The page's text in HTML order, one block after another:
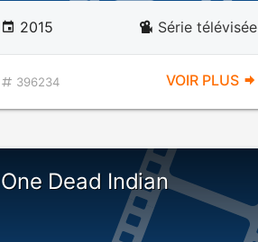
2015 Série télévisée
396234 VOIR PLUS
One Dead Indian